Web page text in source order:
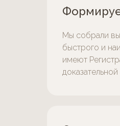
Мы собрали
быстрого и
имеют